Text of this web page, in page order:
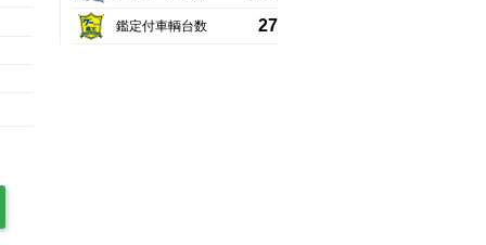
鑑定付車輌台数 27